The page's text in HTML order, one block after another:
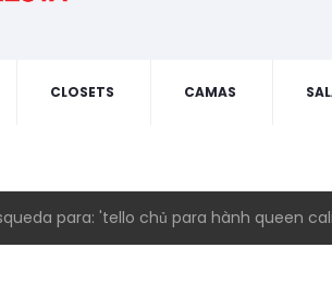
CLOSETS CAMAS
para: 'tello chủ para hành queen